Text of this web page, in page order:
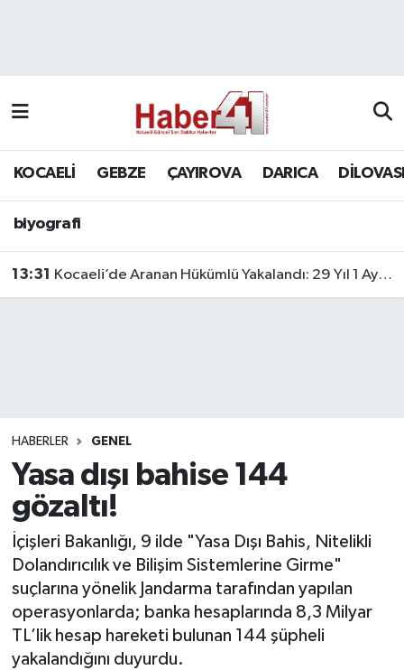
KOCAELİ GEBZE ÇAYIROVA DARICA
biyografi
13:31 Kocaeli’de Aranan Hükümlü Yakalandı: 29 Yıl 1 Ay Hapis Cezası Bulunuyordu
HABERLER GENEL
Yasa dışı bahise 144
gözaltı!
İçişleri Bakanlığı, 9 ilde "Yasa Dışı Bahis, Nitelikli
Dolandırıcılık ve Bilişim Sistemlerine Girme"
suçlarına yönelik Jandarma tarafından yapılan
operasyonlarda; banka hesaplarında 8,3 Milyar
TL’lik hesap hareketi bulunan 144 şüpheli
yakalandığını duyurdu.
SPOR
Bilim, Teknoloji
ÇAYIROVA
DARICA
DİLOVASI
KÖRFEZ
Hava Durumu
Namaz Vakitleri
Trafik Durumu
Süper Lig Puan Durumu ve Fikstür
Tüm Manşetler